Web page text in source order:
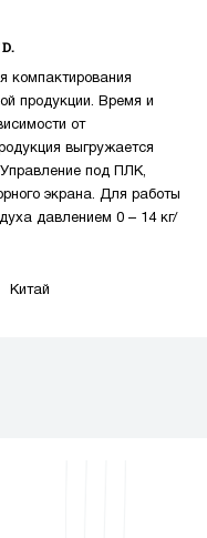
компактирования
продукции. Время и
от
выгружается
под ПЛК,
экрана. Для работы
давлением 0 – 14 кг/
Китай